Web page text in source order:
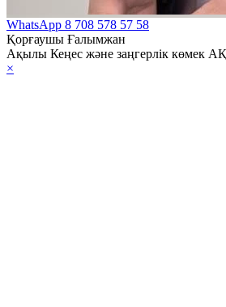
WhatsApp 8 708 578 57 58
Қорғаушы Ғалымжан
Ақылы Кеңес және заңгерлік көмек
×